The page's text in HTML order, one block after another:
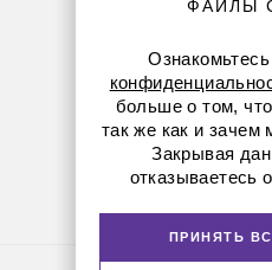
8 (800)
(+374
ФАЙЛЫ
Ознакомьтесь
больше о том,
так же как и зачем
Закрывая
отказываетесь
ПРИНЯТЬ